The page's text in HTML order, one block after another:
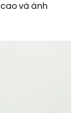
và ánh